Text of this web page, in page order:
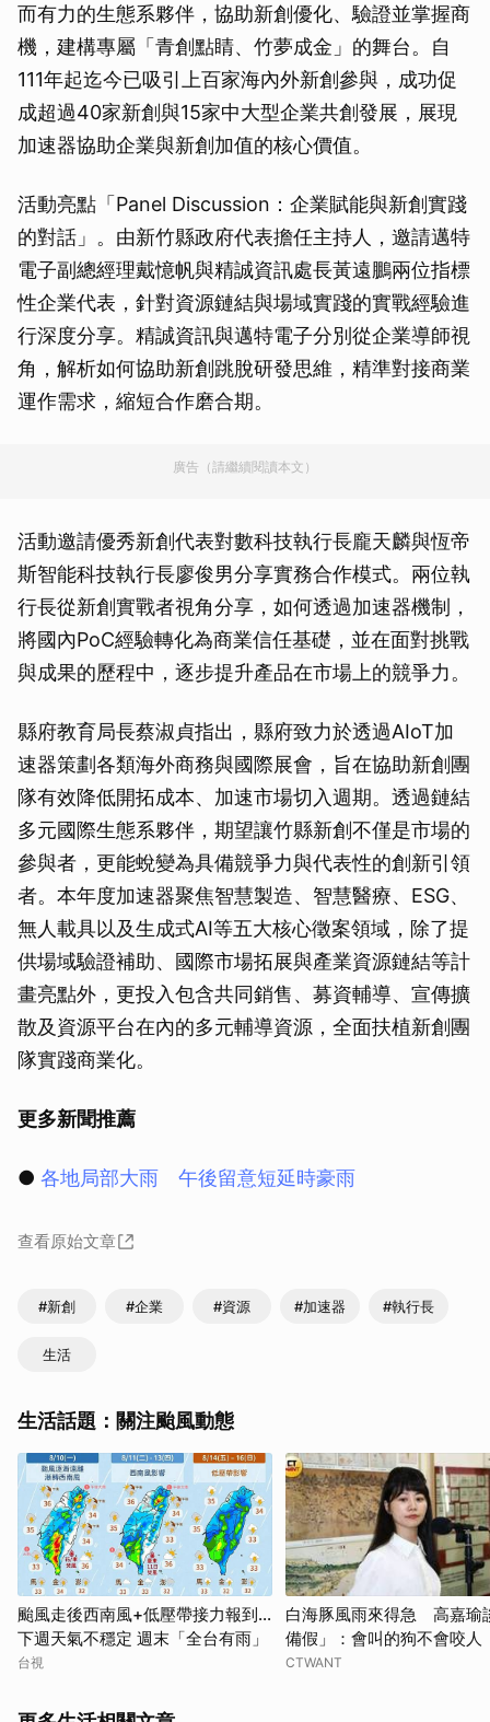
而有力的生態系夥伴，協助新創優化、驗證並掌握商
機，建構專屬「青創點睛、竹夢成金」的舞台。自
111年起迄今已吸引上百家海內外新創參與，成功促
成超過40家新創與15家中大型企業共創發展，展現
加速器協助企業與新創加值的核心價值。
活動亮點「Panel Discussion：企業賦能與新創實踐
的對話」。由新竹縣政府代表擔任主持人，邀請邁特
電子副總經理戴憶帆與精誠資訊處長黃遠鵬兩位指標
性企業代表，針對資源鏈結與場域實踐的實戰經驗進
行深度分享。精誠資訊與邁特電子分別從企業導師視
角，解析如何協助新創跳脫研發思維，精準對接商業
運作需求，縮短合作磨合期。
廣告（請繼續閱讀本文）
活動邀請優秀新創代表對數科技執行長龐天麟與恆帝
斯智能科技執行長廖俊男分享實務合作模式。兩位執
行長從新創實戰者視角分享，如何透過加速器機制，
將國內PoC經驗轉化為商業信任基礎，並在面對挑戰
與成果的歷程中，逐步提升產品在市場上的競爭力。
縣府教育局長蔡淑貞指出，縣府致力於透過AIoT加
速器策劃各類海外商務與國際展會，旨在協助新創團
隊有效降低開拓成本、加速市場切入週期。透過鏈結
多元國際生態系夥伴，期望讓竹縣新創不僅是市場的
參與者，更能蛻變為具備競爭力與代表性的創新引領
者。本年度加速器聚焦智慧製造、智慧醫療、ESG、
無人載具以及生成式AI等五大核心徵案領域，除了提
供場域驗證補助、國際市場拓展與產業資源鏈結等計
畫亮點外，更投入包含共同銷售、募資輔導、宣傳擴
散及資源平台在內的多元輔導資源，全面扶植新創團
隊實踐商業化。
更多新聞推薦
● 各地局部大雨 午後留意短延時豪雨
查看原始文章
#新創 #企業 #資源 #加速器 #執行長
生活
生活話題：關注颱風動態
颱風走後西南風+低壓帶接力報到...
下週天氣不穩定 週末「全台有雨」
台視
白海豚風雨來得急 高嘉瑜
備假」：會叫的狗不會咬人
CTWANT